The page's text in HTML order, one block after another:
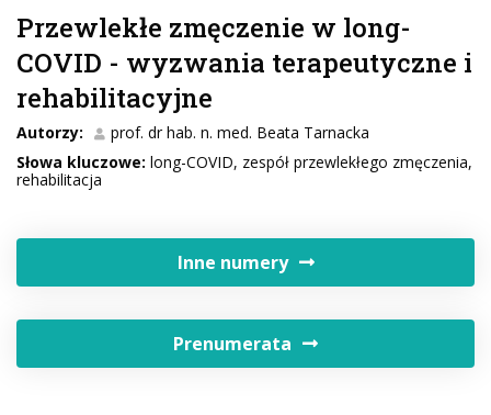
Przewlekłe zmęczenie w long-
COVID - wyzwania terapeutyczne i
rehabilitacyjne
Autorzy:
prof. dr hab. n. med. Beata Tarnacka
Słowa kluczowe: long-COVID, zespół przewlekłego zmęczenia,
rehabilitacja
Inne numery
Prenumerata